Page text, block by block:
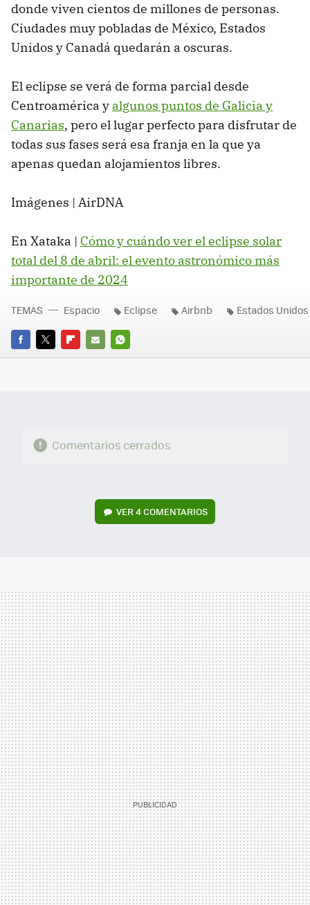
donde viven cientos de millones de personas.
Ciudades muy pobladas de México, Estados
Unidos y Canadá quedarán a oscuras.
El eclipse se verá de forma parcial desde
Centroamérica y algunos puntos de Galicia y
Canarias, pero el lugar perfecto para disfrutar de
todas sus fases será esa franja en la que ya
apenas quedan alojamientos libres.
Imágenes | AirDNA
En Xataka | Cómo y cuándo ver el eclipse solar
total del 8 de abril: el evento astronómico más
importante de 2024
FACEBOOK
TWITTERFLIPBOARD
E-
WHATSAPP
TEMAS Espacio Eclipse Airbnb Estados Unidos
Comentarios cerrados
VER 4 COMENTARIOS